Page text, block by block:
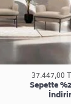
37.447,00
Sepette